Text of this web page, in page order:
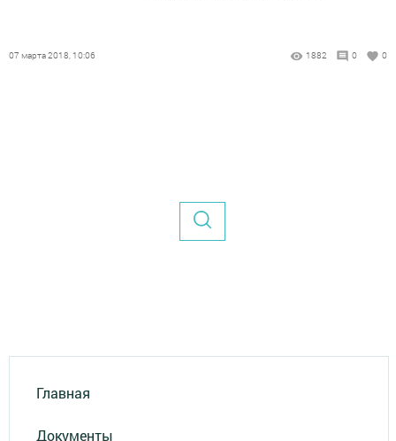
07 марта 2018, 10:06 1882 0 0
Главная
Документы